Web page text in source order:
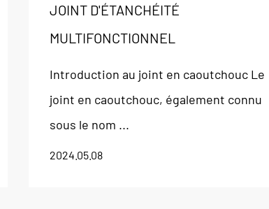
JOINT D'ÉTANCHÉITÉ
MULTIFONCTIONNEL
Introduction au joint en caoutchouc Le
joint en caoutchouc, également connu
sous le nom ...
2024.05.08